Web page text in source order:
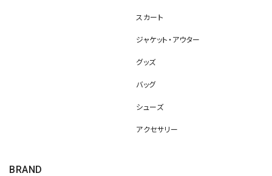
スカート
ジャケット・アウター
グッズ
バッグ
シューズ
アクセサリー
BRAND